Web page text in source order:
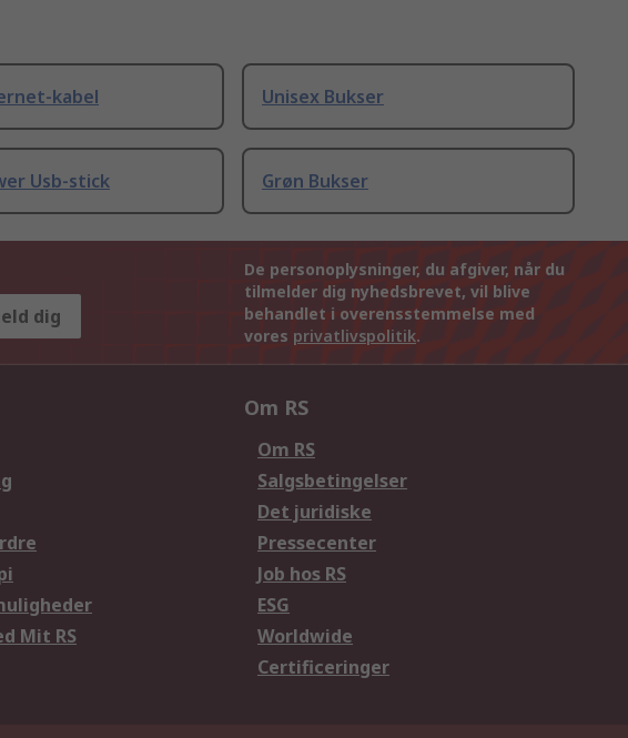
kabel Unisex Bukser
Usb-stick Grøn Bukser
dig
De personoplysninger, du afgiver, når du
tilmelder dig nyhedsbrevet, vil blive
behandlet i overensstemmelse med
vores privatlivspolitik.
Mit RS
Om RS
Om RS
Salgsbetingelser
Det juridiske
Pressecenter
Job hos RS
ESG
Worldwide
Certificeringer